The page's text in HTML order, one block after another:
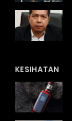
KESIHATAN